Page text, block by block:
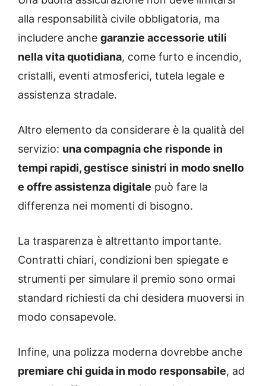
alla responsabilità civile obbligatoria, ma
includere anche garanzie accessorie utili
nella vita quotidiana, come furto e incendio,
cristalli, eventi atmosferici, tutela legale e
assistenza stradale.
Altro elemento da considerare è la qualità del
servizio: una compagnia che risponde in
tempi rapidi, gestisce sinistri in modo snello
e offre assistenza digitale può fare la
differenza nei momenti di bisogno.
La trasparenza è altrettanto importante.
Contratti chiari, condizioni ben spiegate e
strumenti per simulare il premio sono ormai
standard richiesti da chi desidera muoversi in
modo consapevole.
Infine, una polizza moderna dovrebbe anche
premiare chi guida in modo responsabile, ad